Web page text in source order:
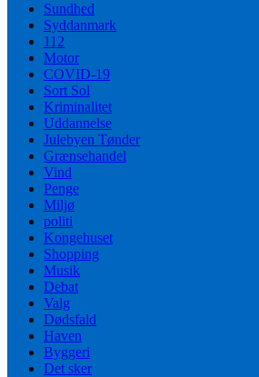
Sundhed
Syddanmark
112
Motor
COVID-19
Sort Sol
Kriminalitet
Uddannelse
Julebyen Tønder
Grænsehandel
Vind
Penge
Miljø
politi
Kongehuset
Shopping
Musik
Debat
Valg
Dødsfald
Haven
Byggeri
Det sker